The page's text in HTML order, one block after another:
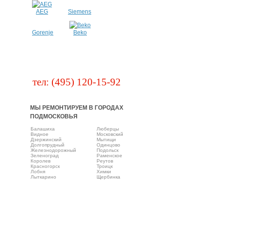
AEG Siemens
Gorenje Beko
тел: (495) 120-15-92
МЫ РЕМОНТИРУЕМ В ГОРОДАХ
ПОДМОСКОВЬЯ
Балашиха
Виднoe
Дзержинский
Долгопрудный
Железнодорожный
Зеленоград
Королев
Красногорск
Лобня
Лыткарино
Люберцы
Московский
Мытищи
Одинцово
Подольск
Раменское
Реутов
Троицк
Химки
Щербинка